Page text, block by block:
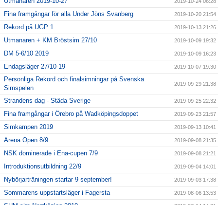
2019-10-24 06:28
Fina framgångar för alla Under Jöns Svanberg 2019-10-20 21:54
Rekord på UGP 1 2019-10-13 21:26
Utmanaren + KM Bröstsim 27/10 2019-10-09 19:32
DM 5-6/10 2019 2019-10-09 16:23
Endagsläger 27/10-19 2019-10-07 19:30
Personliga Rekord och finalsimningar på Svenska
Simspelen
2019-09-29 21:38
Strandens dag - Städa Sverige 2019-09-25 22:32
Fina framgångar i Örebro på Wadköpingsdoppet 2019-09-23 21:57
Simkampen 2019 2019-09-13 10:41
Arena Open 8/9 2019-09-08 21:35
NSK dominerade i Ena-cupen 7/9 2019-09-08 21:21
Introduktionsutbildning 22/9 2019-09-04 14:01
Nybörjarträningen startar 9 september! 2019-09-03 17:38
Sommarens uppstartsläger i Fagersta 2019-08-06 13:53